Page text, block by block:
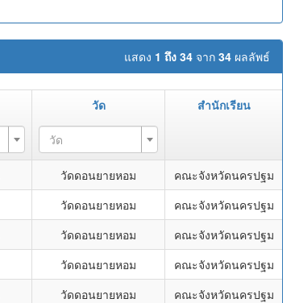
แสดง 1 ถึง 34 จาก 34 ผลลัพธ์
วัด สำนักเรียน
วัด
วัดดอนยายหอม
คณะจังหวัดนครปฐม
วัดดอนยายหอม
คณะจังหวัดนครปฐม
วัดดอนยายหอม
คณะจังหวัดนครปฐม
วัดดอนยายหอม
คณะจังหวัดนครปฐม
วัดดอนยายหอม
คณะจังหวัดนครปฐม